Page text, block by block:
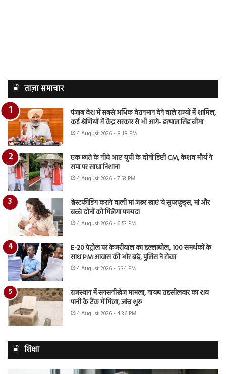
ताज़ा समाचार
पंजाब देश में सबसे अधिक वेतनमान देने वाले राज्यों में शामिल,
कई श्रेणियों में केंद्र सरकार से भी आगे- हरपाल सिंह चीमा
4 August 2026 - 8:18 PM
एक छाते के नीचे आए यूपी के दोनों डिप्टी CM, केशव मौर्य ने
सपा पर साधा निशाना
4 August 2026 - 7:53 PM
ब्रेस्टफीडिंग कराने वाली मां जरूर खाएं ये सुपरफूड्स, मां और
बच्चे दोनों को मिलेगा फायदा
4 August 2026 - 6:53 PM
E-20 पेट्रोल पर केजरीवाल का हल्लाबोल, 100 समर्थकों के
साथ PM आवास की ओर बढ़े, पुलिस ने रोका
4 August 2026 - 5:34 PM
राजस्थान में सनसनीखेज मामला, नायब तहसीलदार का शव
पानी के टैंक में मिला, जांच शुरू
4 August 2026 - 4:36 PM
शिक्षा